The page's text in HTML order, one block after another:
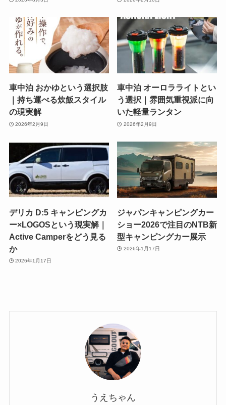
車中泊 おかゆという選択肢
｜持ち運べる炊飯スタイル
の現実解
2026年2月9日
車中泊 オーロラライトとい
う選択｜雰囲気重視派に向
いた軽量ランタン
2026年2月9日
デリカ D:5 キャンピングカ
ー×LOGOSという現実解｜
Active Camperをどう見る
か
2026年1月17日
ジャパンキャンピングカー
ショー2026で注目のNTB新
型キャンピングカー展示
2026年1月17日
うえちゃん